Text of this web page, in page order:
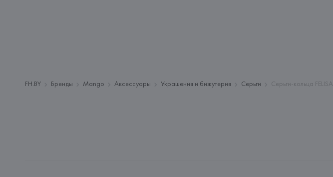
FH.BY Бренды Mango Аксессуары Украшения и бижутерия Серьги Серьги-кольца FELISA